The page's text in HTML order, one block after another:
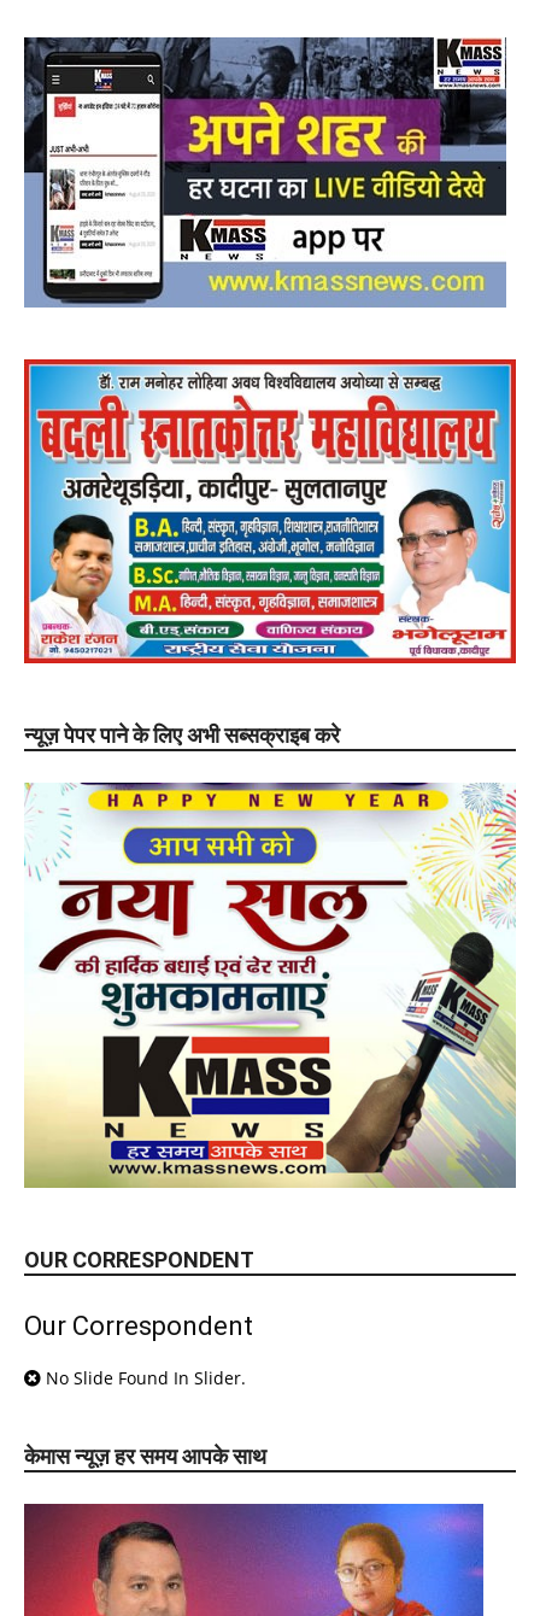
न्यूज़ पेपर पाने के लिए अभी सब्सक्राइब करे
OUR CORRESPONDENT
Our Correspondent
No Slide Found In Slider.
केमास न्यूज़ हर समय आपके साथ